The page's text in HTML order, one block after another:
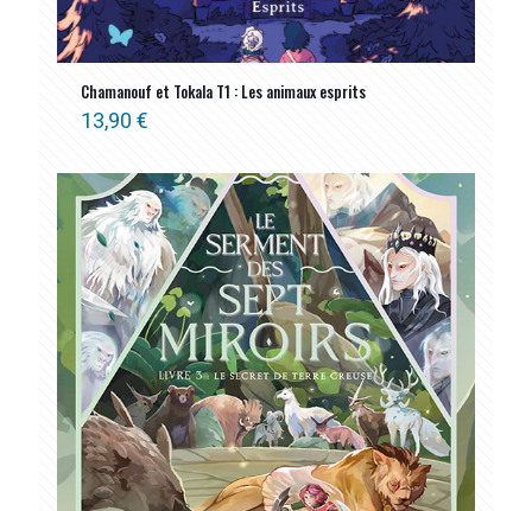
Chamanouf et Tokala T1 : Les animaux esprits
13,90 €